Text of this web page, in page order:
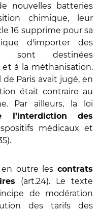
nouvelles batteries
chimique, leur
16 supprime pour sa
d'importer des
sont destinées
et à la méthanisation.
Paris avait jugé, en
était contraire au
Par ailleurs, la loi
l’interdiction des
médicaux et
outre les contrats
(art.24). Le texte
de modération
des tarifs des